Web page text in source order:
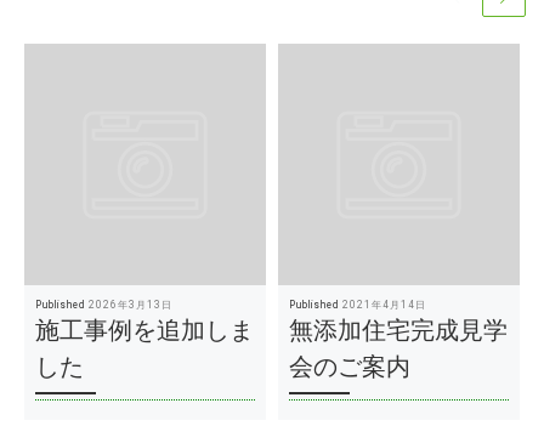
Published2026年3月13日
施工事例を追加しま
した
Published2021年4月14日
無添加住宅完成見学
会のご案内